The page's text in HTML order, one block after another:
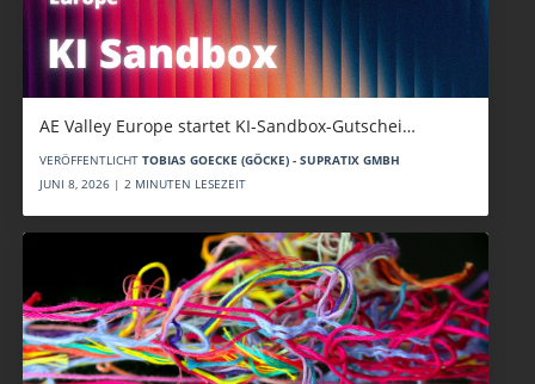
AE Valley Europe startet KI-Sandbox-Gutschei…
VERÖFFENTLICHT TOBIAS GOECKE (GÖCKE) - SUPRATIX GMBH
JUNI 8, 2026 | 2 MINUTEN LESEZEIT